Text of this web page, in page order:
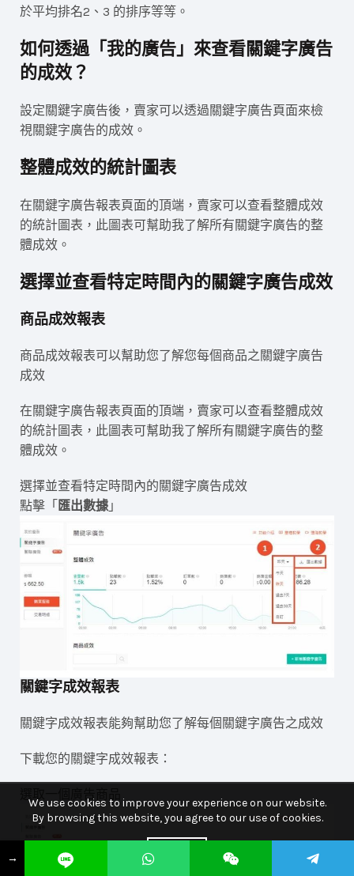
於平均排名2、3 的排序等等。
如何透過「我的廣告」來查看關鍵字廣告
的成效？
設定關鍵字廣告後，賣家可以透過關鍵字廣告頁面來檢
視關鍵字廣告的成效。
整體成效的統計圖表
在關鍵字廣告報表頁面的頂端，賣家可以查看整體成效
的統計圖表，此圖表可幫助我了解所有關鍵字廣告的整
體成效。
選擇並查看特定時間內的關鍵字廣告成效
商品成效報表
商品成效報表可以幫助您了解您每個商品之關鍵字廣告
成效
在關鍵字廣告報表頁面的頂端，賣家可以查看整體成效
的統計圖表，此圖表可幫助我了解所有關鍵字廣告的整
體成效。
選擇並查看特定時間內的關鍵字廣告成效
點擊「 匯出數據 」
關鍵字成效報表
關鍵字成效報表能夠幫助您了解每個關鍵字廣告之成效
下載您的關鍵字成效報表：
→
We use cookies to improve your experience on our website.
By browsing this website, you agree to our use of cookies.